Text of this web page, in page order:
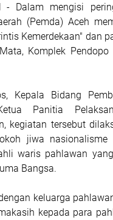
- Dalam mengisi
(Pemda) Aceh
Kemerdekaan" dan
Komplek Pendopo
Kepala Bidang
Panitia
kegiatan tersebut
jiwa
waris pahlawan
Bangsa.
keluarga
kepada para